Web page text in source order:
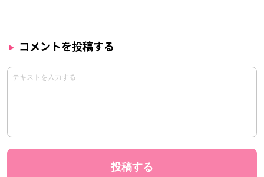
コメントを投稿する